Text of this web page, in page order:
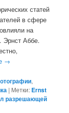
статей
в сфере
на
Эрнст Аббе.
→
,
| Метки: Ernst
разрешающей